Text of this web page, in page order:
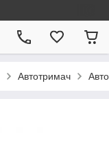
Автотримач